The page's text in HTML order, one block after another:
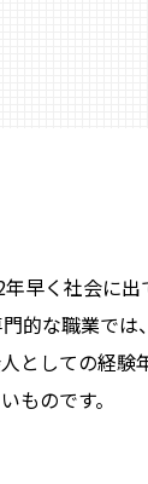
早く社会に
的な職業で
としての経験
ものです。